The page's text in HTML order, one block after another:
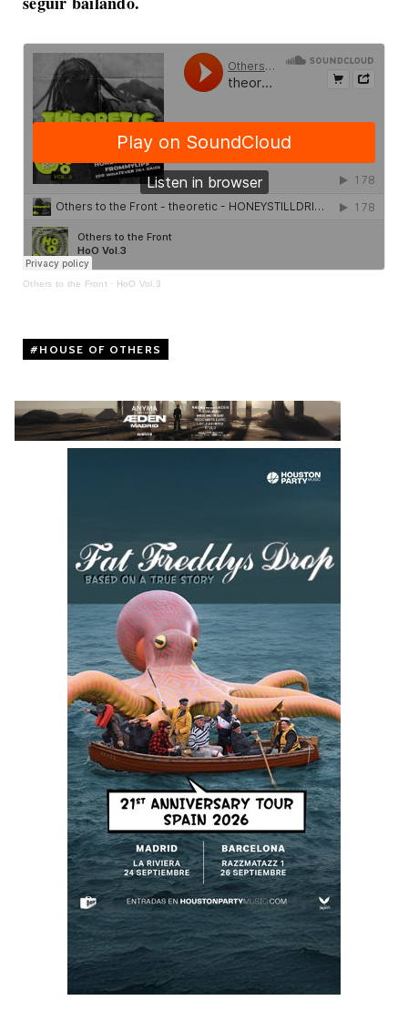
Others to the Front · HoO Vol.3
HOUSE OF OTHERS